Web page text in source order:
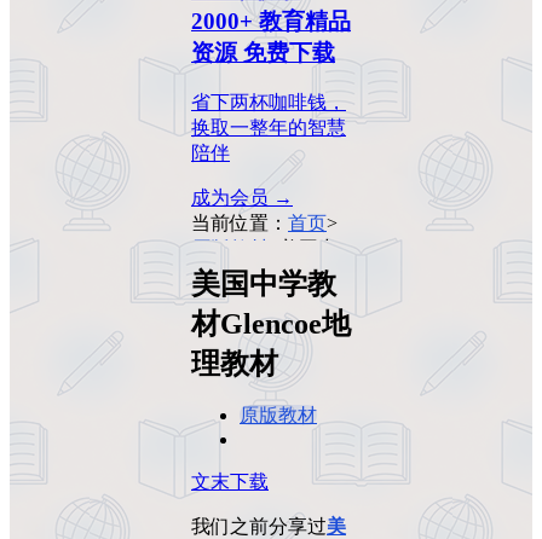
2000+ 教育精品
资源 免费下载
省下两杯咖啡钱，
换取一整年的智慧
陪伴
成为会员 →
当前位置： 首页>
原版教材
美国中
学教材Glencoe地
理教材
美国中学教
材Glencoe地
理教材
原版教材
文末下载
我们之前分享过美